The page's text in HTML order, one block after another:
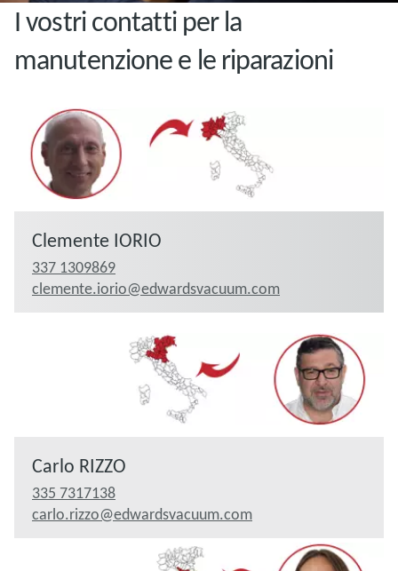
I vostri contatti per la
manutenzione e le riparazioni
Clemente IORIO
337 1309869
clemente.iorio@edwardsvacuum.com
Carlo RIZZO
335 7317138
carlo.rizzo@edwardsvacuum.com